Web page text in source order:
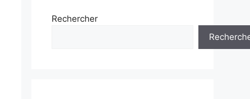
Rechercher